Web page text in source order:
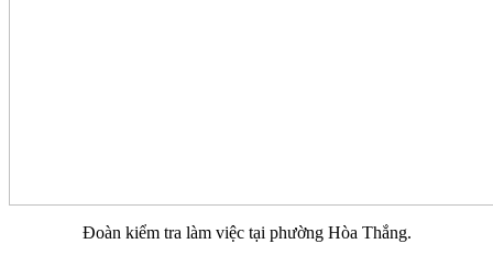
Đoàn kiểm tra làm việc tại phường Hòa Thắng.